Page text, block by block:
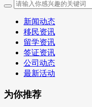
新闻动态
移民资讯
留学资讯
签证资讯
公司动态
最新活动
为你推荐